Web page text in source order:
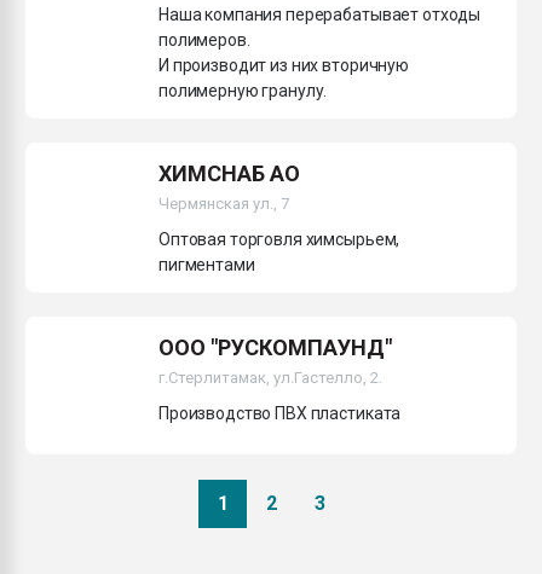
Наша компания перерабатывает отходы
полимеров.
И производит из них вторичную
полимерную гранулу.
ХИМСНАБ АО
Чермянская ул., 7
Оптовая торговля химсырьем,
пигментами
ООО "РУСКОМПАУНД"
г.Стерлитамак, ул.Гастелло, 2.
Производство ПВХ пластиката
1 2 3